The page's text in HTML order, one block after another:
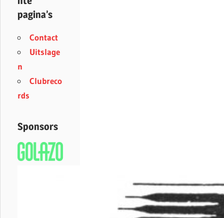
pagina’s
Contact
Uitslage
n
Clubreco
rds
Sponsors